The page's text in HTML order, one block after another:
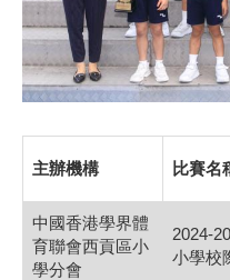
主辦機構 比賽名
中國香港學界體
育聯會西貢區小
學分會
2024-
小學校